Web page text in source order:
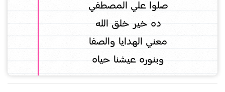
صلوا علي المصطفي
ده خير خلق الله
معني الهدايا والصفا
وبنوره عيشنا حياه